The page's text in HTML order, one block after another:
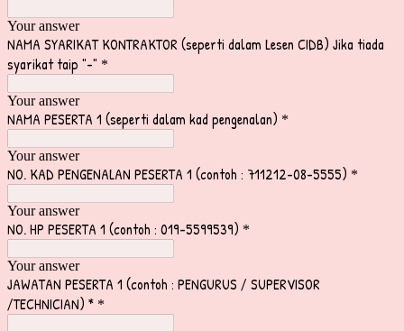
Your answer
NAMA SYARIKAT KONTRAKTOR (seperti dalam Lesen CIDB) Jika tiada
syarikat taip "-" *
Your answer
NAMA PESERTA 1 (seperti dalam kad pengenalan) *
Your answer
NO. KAD PENGENALAN PESERTA 1 (contoh : 711212-08-5555) *
Your answer
NO. HP PESERTA 1 (contoh : 019-5599539) *
Your answer
JAWATAN PESERTA 1 (contoh : PENGURUS / SUPERVISOR
/TECHNICIAN) * *